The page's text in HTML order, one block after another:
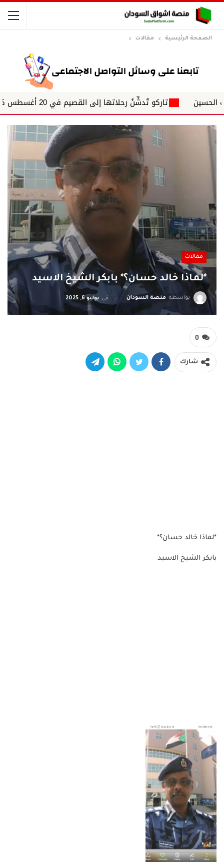
الصفحة الرئيسية مقالات
تاركو تُدشِّنُ رحلاتها إلى القصيم في 20 أغسطس كوجهة سابعة بالسعودية بورتسودان / مصطفي ساردية
مقالات
*لماذا خالد حسان؟* بابكر الشيخ الاسيد
بواسطة منصة السودان في يوليو 6, 2025
0
شارك
*لماذا خالد حسان؟*
بابكر الشيخ الاسيد